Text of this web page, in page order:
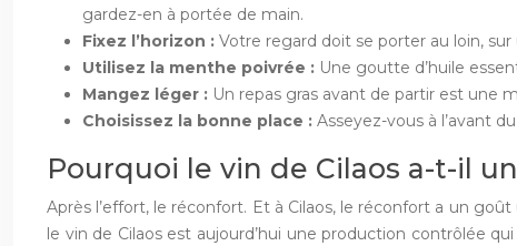
gardez-en à portée de main.
Fixez l’horizon : Votre regard doit se porter au loin,
Utilisez la menthe poivrée : Une goutte d’huile
Mangez léger : Un repas gras avant de partir est une
Choisissez la bonne place : Asseyez-vous à l’avant
Pourquoi le vin de Cilaos a-t-il
Après l’effort, le réconfort. Et à Cilaos, le réconfort a un
le vin de Cilaos est aujourd’hui une production contrôlée